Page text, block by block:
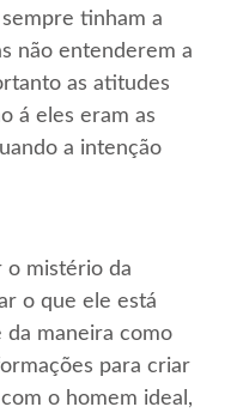
tinham a
não entenderem a
as atitudes
á eles eram as
a intenção
o mistério da
o que ele está
da maneira como
para criar
o homem ideal,